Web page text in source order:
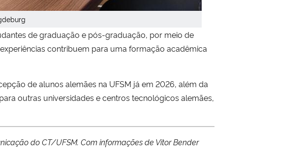
de graduação e pós-graduação, por meio de
contribuem para uma formação acadêmica
de alunos alemães na UFSM já em 2026, além da
outras universidades e centros tecnológicos alemães,
do CT/UFSM. Com informações de Vitor Bender